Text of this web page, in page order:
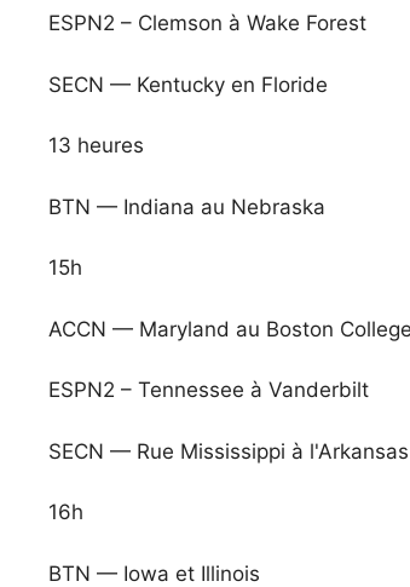
ESPN2 – Clemson à Wake Forest
SECN — Kentucky en Floride
13 heures
BTN — Indiana au Nebraska
15h
ACCN — Maryland au Boston College
ESPN2 – Tennessee à Vanderbilt
SECN — Rue Mississippi à l'Arkansas
16h
BTN — Iowa et Illinois